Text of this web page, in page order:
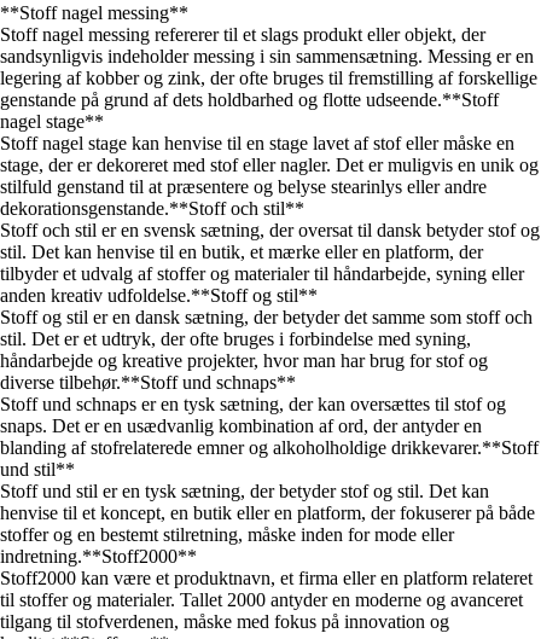
**Stoff nagel messing**
Stoff nagel messing refererer til et slags produkt eller objekt, der
sandsynligvis indeholder messing i sin sammensætning. Messing er en
legering af kobber og zink, der ofte bruges til fremstilling af forskellige
genstande på grund af dets holdbarhed og flotte udseende.**Stoff
nagel stage**
Stoff nagel stage kan henvise til en stage lavet af stof eller måske en
stage, der er dekoreret med stof eller nagler. Det er muligvis en unik og
stilfuld genstand til at præsentere og belyse stearinlys eller andre
dekorationsgenstande.**Stoff och stil**
Stoff och stil er en svensk sætning, der oversat til dansk betyder stof og
stil. Det kan henvise til en butik, et mærke eller en platform, der
tilbyder et udvalg af stoffer og materialer til håndarbejde, syning eller
anden kreativ udfoldelse.**Stoff og stil**
Stoff og stil er en dansk sætning, der betyder det samme som stoff och
stil. Det er et udtryk, der ofte bruges i forbindelse med syning,
håndarbejde og kreative projekter, hvor man har brug for stof og
diverse tilbehør.**Stoff und schnaps**
Stoff und schnaps er en tysk sætning, der kan oversættes til stof og
snaps. Det er en usædvanlig kombination af ord, der antyder en
blanding af stofrelaterede emner og alkoholholdige drikkevarer.**Stoff
und stil**
Stoff und stil er en tysk sætning, der betyder stof og stil. Det kan
henvise til et koncept, en butik eller en platform, der fokuserer på både
stoffer og en bestemt stilretning, måske inden for mode eller
indretning.**Stoff2000**
Stoff2000 kan være et produktnavn, et firma eller en platform relateret
til stoffer og materialer. Tallet 2000 antyder en moderne og avanceret
tilgang til stofverdenen, måske med fokus på innovation og